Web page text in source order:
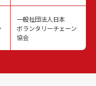
一般社団法人日本
ボランタリーチェーン
協会